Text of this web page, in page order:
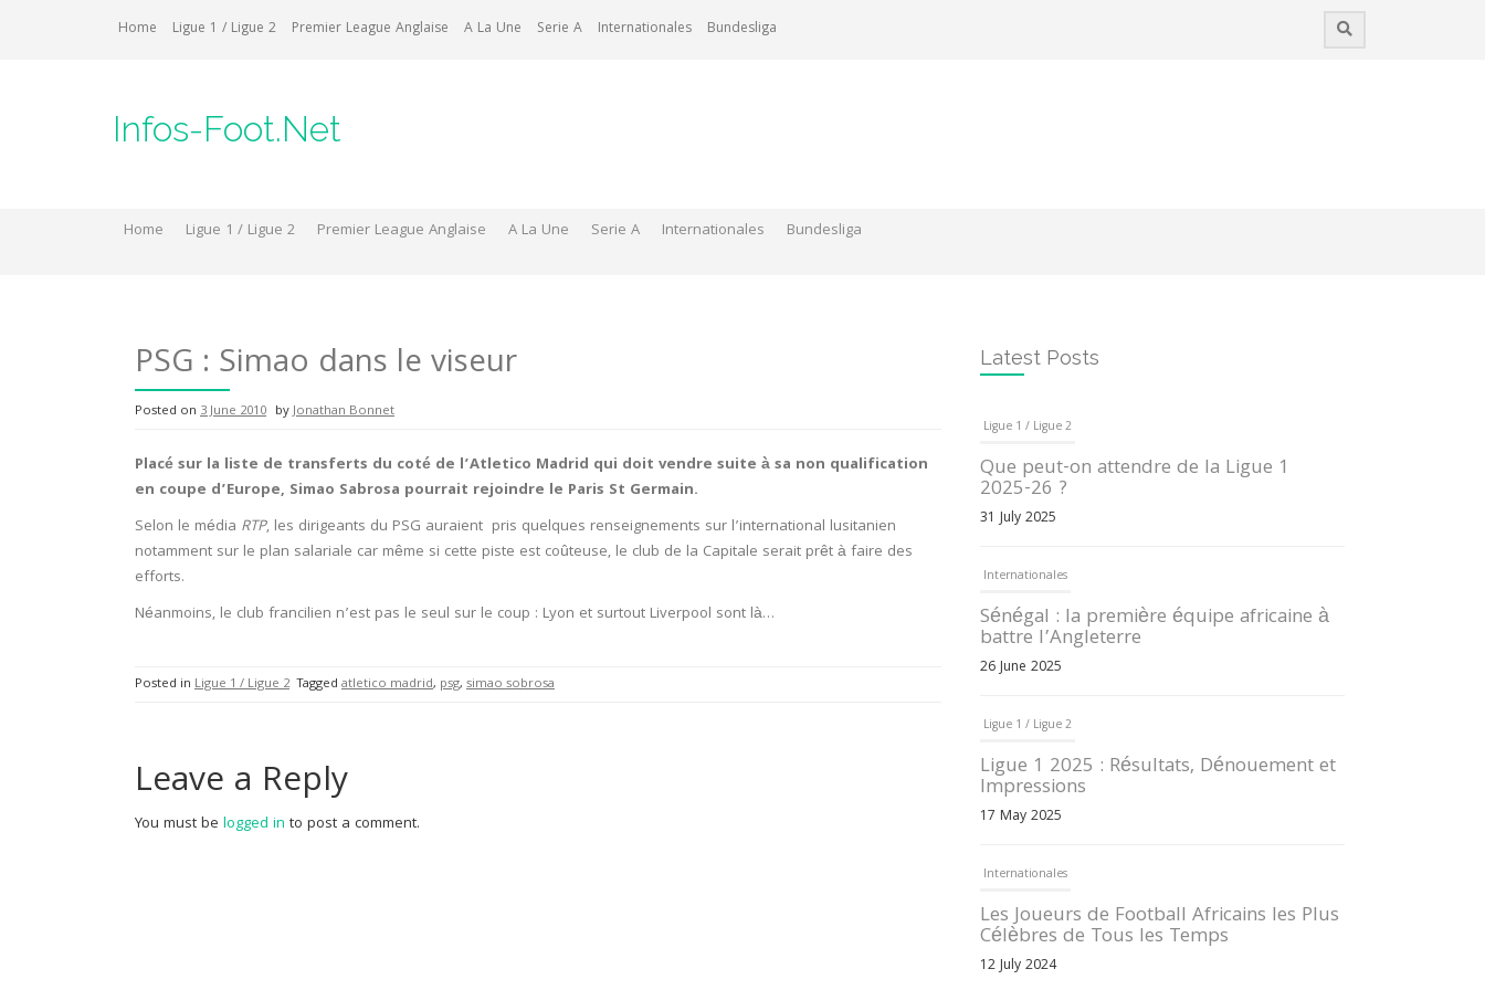
Home Ligue 1 / Ligue 2 Premier League Anglaise A La Une Serie A Internationales Bundesliga
Infos-Foot.Net
Home Ligue 1 / Ligue 2 Premier League Anglaise A La Une Serie A Internationales Bundesliga
PSG : Simao dans le viseur
Posted on 3 June 2010 byJonathan Bonnet
Placé sur la liste de transferts du coté de l’Atletico Madrid qui doit vendre suite à sa non qualification
en coupe d’Europe, Simao Sabrosa pourrait rejoindre le Paris St Germain.
Selon le média RTP, les dirigeants du PSG auraient pris quelques renseignements sur l’international lusitanien
notamment sur le plan salariale car même si cette piste est coûteuse, le club de la Capitale serait prêt à faire des
efforts.
Néanmoins, le club francilien n’est pas le seul sur le coup : Lyon et surtout Liverpool sont là…
Posted in Ligue 1 / Ligue 2 Tagged atletico madrid, psg, simao sobrosa
Leave a Reply
You must be logged in to post a comment.
Latest Posts
Ligue 1 / Ligue 2
Que peut-on attendre de la Ligue 1
2025-26 ?
31 July 2025
Internationales
Sénégal : la première équipe africaine à
battre l’Angleterre
26 June 2025
Ligue 1 / Ligue 2
Ligue 1 2025 : Résultats, Dénouement et
Impressions
17 May 2025
Internationales
Les Joueurs de Football Africains les Plus
Célèbres de Tous les Temps
12 July 2024